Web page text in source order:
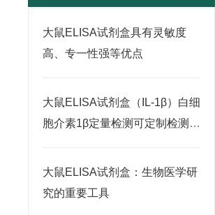
大鼠ELISA试剂盒具有灵敏度
高、专一性强等优点
大鼠ELISA试剂盒（IL-1β）白细
胞介素1β定量检测可定制检测范
大鼠ELISA试剂盒：生物医学研
究的重要工具